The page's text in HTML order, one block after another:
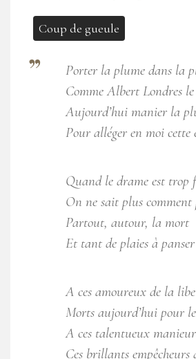
Coup de gueule
Porter la plume dans la
Comme Albert Londres
Aujourd’hui manier la
Pour alléger en moi cette
Quand le drame est trop
On ne sait plus comment
Partout, autour, la mort
Et tant de plaies à panser
A ces amoureux de la
Morts aujourd’hui pour
A ces talentueux
Ces brillants empêcheurs